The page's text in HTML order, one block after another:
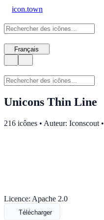
icon.town
Français
Unicons Thin Line
216 icônes • Auteur: Iconscout•
Licence: Apache 2.0
Télécharger